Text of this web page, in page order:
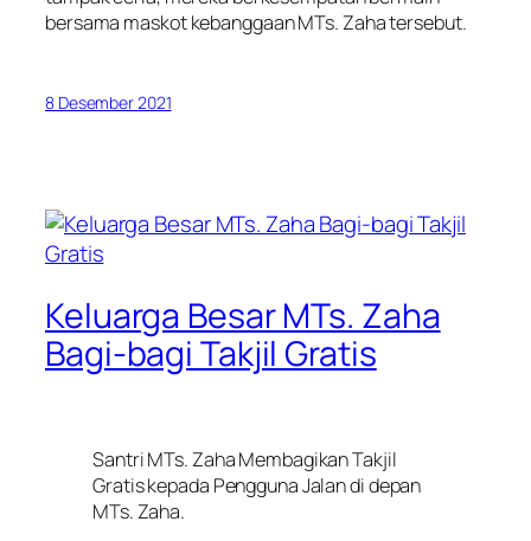
bersama maskot kebanggaan MTs. Zaha tersebut.
8 Desember 2021
Keluarga Besar MTs. Zaha
Bagi-bagi Takjil Gratis
Santri MTs. Zaha Membagikan Takjil
Gratis kepada Pengguna Jalan di depan
MTs. Zaha.